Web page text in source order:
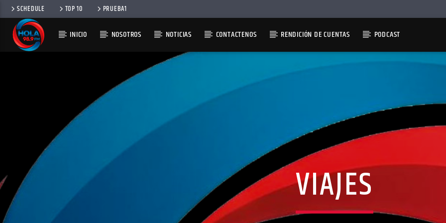
SCHEDULE TOP 10 PRUEBA1
INICIO NOSOTROS NOTICIAS CONTACTENOS RENDICIÓN DE CUENTAS PODCAST
VIAJES